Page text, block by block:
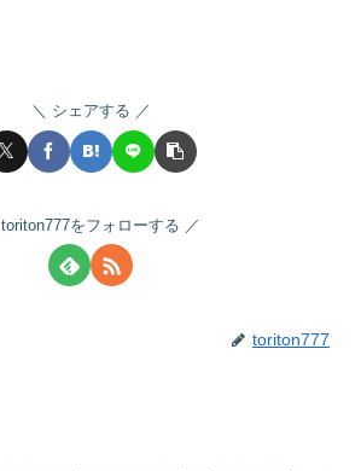
シェアする
toriton777をフォローする
toriton777